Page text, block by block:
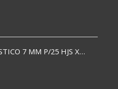
ESPIRAL PLASTICO 7 MM P/25 HJS X50x3000